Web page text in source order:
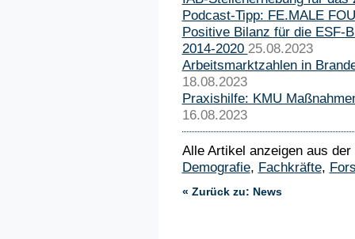
Podcast-Tipp: FE.MALE
Positive Bilanz für die ESF-
2014-2020 25.08.2023
Arbeitsmarktzahlen in
18.08.2023
Praxishilfe: KMU
16.08.2023
Alle Artikel anzeigen aus
Demografie, Fachkräfte,
« Zurück zu: News